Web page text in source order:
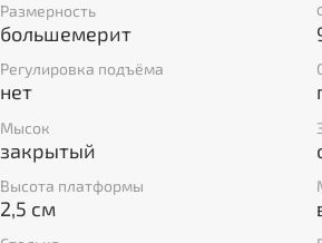
Размерность
большемерит
Регулировка подъёма
нет
Мысок
закрытый
Высота платформы
2,5 см